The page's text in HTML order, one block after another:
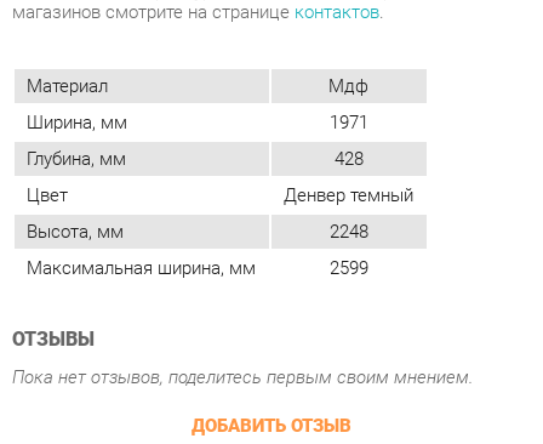
Глубина, мм
428
Высота, мм
2248
Максимальная ширина, мм 2599
ОТЗЫВЫ
Пока нет отзывов, поделитесь первым своим мнением.
ДОБАВИТЬ ОТЗЫВ
ПОХОЖИЕ ТОВАРЫ